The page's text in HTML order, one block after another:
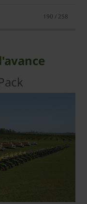
190 / 258